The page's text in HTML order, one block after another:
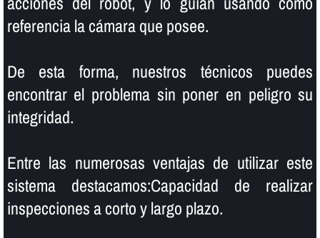
referencia la cámara que posee.
De esta forma, nuestros técnicos puedes
encontrar el problema sin poner en peligro su
integridad.
Entre las numerosas ventajas de utilizar este
sistema destacamos:Capacidad de realizar
inspecciones a corto y largo plazo.